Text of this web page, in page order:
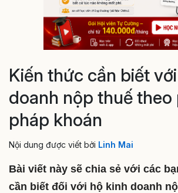
Kiến thức cần biết
doanh nộp thuế theo
pháp khoán
Nội dung được viết bởi Linh Mai
Bài viết này sẽ chia sẻ với các
cần biết đối với hộ kinh doanh